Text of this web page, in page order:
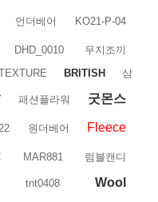
언더베어 KO21-P-04
DHD_0010
무지조끼
BRITISH 삼
패션플라워 굿몬스
원더베어 Fleece
MAR881 럼블캔디
tnt0408 Wool